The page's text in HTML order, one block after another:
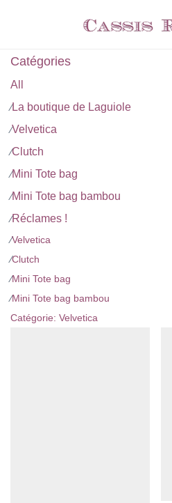
Catégories
All
⁄La boutique de Laguiole
⁄Velvetica
⁄Clutch
⁄Mini Tote bag
⁄Mini Tote bag bambou
⁄Réclames !
⁄Velvetica
⁄Clutch
⁄Mini Tote bag
⁄Mini Tote bag bambou
Catégorie: Velvetica